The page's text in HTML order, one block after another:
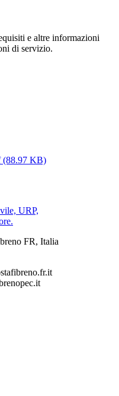
e altre informazioni
di servizio.
(88.97 KB)
URP,
FR, Italia